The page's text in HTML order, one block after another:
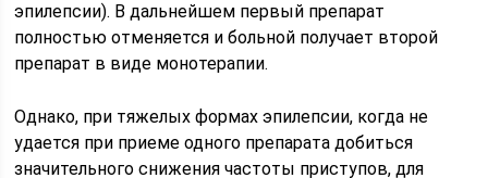
эпилепсии). В дальнейшем первый препарат
полностью отменяется и больной получает второй
препарат в виде монотерапии.
Однако, при тяжелых формах эпилепсии, когда не
удается при приеме одного препарата добиться
значительного снижения частоты приступов, для